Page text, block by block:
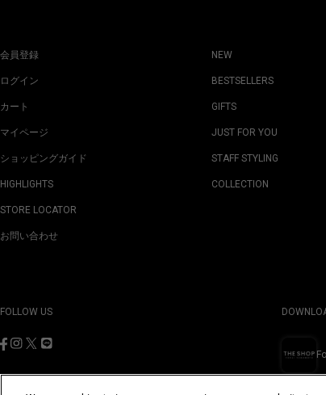
会員登録
ログイン
カート
マイページ
ショッピングガイド
HIGHLIGHTS
STORE LOCATOR
お問い合わせ
NEW
BESTSELLERS
GIFTS
JUST FOR YOU
STAFF STYLING
COLLECTION
FOLLOW US